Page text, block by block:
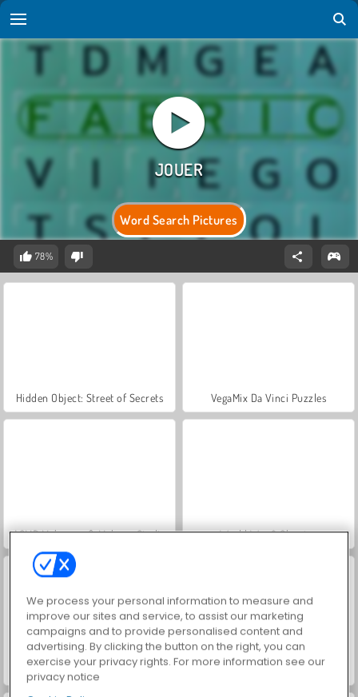
Word Search Pictures
78%
Hidden Object: Street of Secrets VegaMix Da Vinci Puzzles
ASMR Makeover & Makeup Studio World War 2 Shooter
Royal Story
We process your personal information to measure and
improve our sites and service, to assist our marketing
campaigns and to provide personalised content and
advertising. By clicking the button on the right, you can
exercise your privacy rights. For more information see our
privacy notice